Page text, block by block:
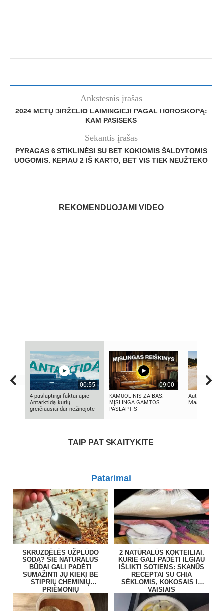
Ankstesnis įrašas
2024 METŲ BIRŽELIO LAIMINGIEJI PAGAL HOROSKOPĄ:
KAM PASISEKS
Sekantis įrašas
PYRAGAS 6 STIKLINĖSI SU BET KOKIOMIS ŠALDYTOMIS
UOGOMIS. KEPIAU 2 IŠ KARTO, BET VIS TIEK NEUŽTEKO
REKOMENDUOJAMI VIDEO
00:55
4 paslaptingi faktai apie
Antarktidą, kurių
greičiausiai dar nežinojote
09:00
KAMUOLINIS ŽAIBAS:
MĮSLINGA GAMTOS
PASLAPTIS
Autorius
Mascinskas
TAIP PAT SKAITYKITE
Patarimai
SKRUZDĖLĖS UŽPLŪDO
SODĄ? ŠIE NATŪRALŪS
BŪDAI GALI PADĖTI
SUMAŽINTI JŲ KIEKĮ BE
STIPRIŲ CHEMINIŲ
PRIEMONIŲ
2 NATŪRALŪS KOKTEILIAI,
KURIE GALI PADĖTI ILGIAU
IŠLIKTI SOTIEMS: SKANŪS
RECEPTAI SU CHIA
SĖKLOMIS, KOKOSAIS IR
VAISIAIS